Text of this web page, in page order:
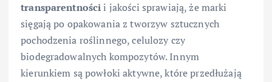
transparentnościi jakości sprawiają, że marki
sięgają po opakowania z tworzyw sztucznych
pochodzenia roślinnego, celulozy czy
biodegradowalnych kompozytów. Innym
kierunkiem są powłoki aktywne, które przedłużają